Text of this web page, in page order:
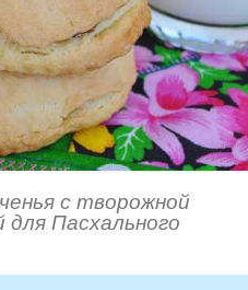
с творожной
для Пасхального